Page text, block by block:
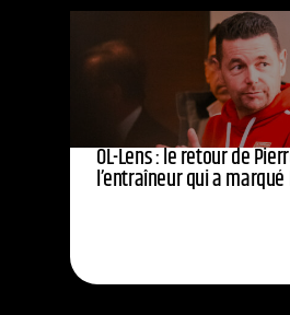
OL-Lens : le retour de
l’entraîneur qui a marqué